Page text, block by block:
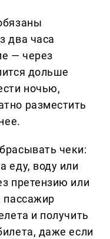
два часа
— через
дольше
ночью,
разместить
чеки:
еду, воду или
претензию или
пассажир
и получить
даже если